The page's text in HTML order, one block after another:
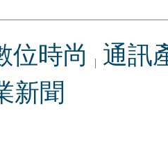
位時尚
通訊
新聞